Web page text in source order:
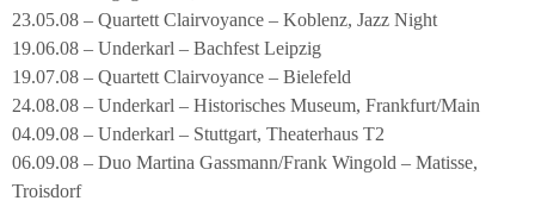
23.05.08 – Quartett Clairvoyance – Koblenz, Jazz Night
19.06.08 – Underkarl – Bachfest Leipzig
19.07.08 – Quartett Clairvoyance – Bielefeld
24.08.08 – Underkarl – Historisches Museum, Frankfurt/Main
04.09.08 – Underkarl – Stuttgart, Theaterhaus T2
06.09.08 – Duo Martina Gassmann/Frank Wingold – Matisse,
Troisdorf